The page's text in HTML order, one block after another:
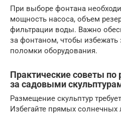
При выборе фонтана
мощность насоса, объем
фильтрации воды. Важно
за фонтаном, чтобы избежать
поломки оборудования.
Практические советы
за садовыми
Размещение скульптур
Избегайте прямых солнечных